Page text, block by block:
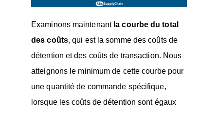
Examinons maintenantla courbe du total
des coûts, qui est la somme des coûts de
détention et des coûts de transaction. Nous
atteignons le minimum de cette courbe pour
une quantité de commande spécifique,
lorsque les coûts de détention sont égaux